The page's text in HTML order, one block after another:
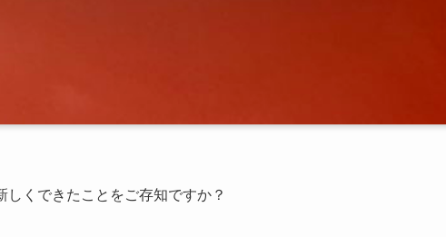
くできたことをご存知ですか？